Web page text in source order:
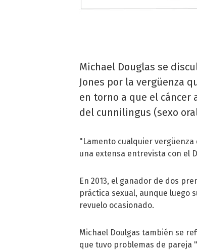
Michael Douglas se
Jones por la vergüenza
en torno a que el cáncer
del cunnilingus (sexo
"Lamento cualquier
una extensa entrevista con el
En 2013, el ganador de dos
práctica sexual, aunque luego
revuelo ocasionado.
Michael Doulgas también se
que tuvo problemas de pareja